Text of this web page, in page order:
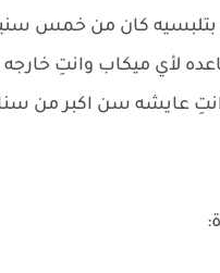
بتلبسيه كان من خمس
ميكاب وانتِ خارجه
عايشه سن اكبر من